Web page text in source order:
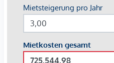
Geldautomat <150m
Bank <350m
Post <350m
Polizei <400m